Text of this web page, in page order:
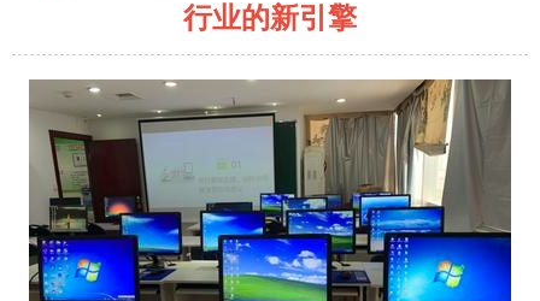
行业的新引擎